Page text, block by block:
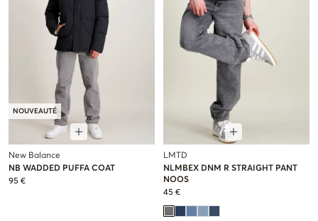
NOUVEAUTÉ
New Balance
NB WADDED PUFFA COAT
95 €
LMTD
NLMBEX DNM R STRAIGHT PANT
NOOS
45 €